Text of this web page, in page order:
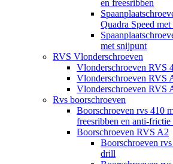
en freesribben
Quadra Speed
met snijpunt
RVS Vlonderschroeven
Vlonderschroeven RVS
Vlonderschroeven RVS
Vlonderschroeven RVS
Rvs boorschroeven
Boorschroeven rvs 410
freesribben en anti-frictie
Boorschroeven RVS A2
Boorschroeven
drill